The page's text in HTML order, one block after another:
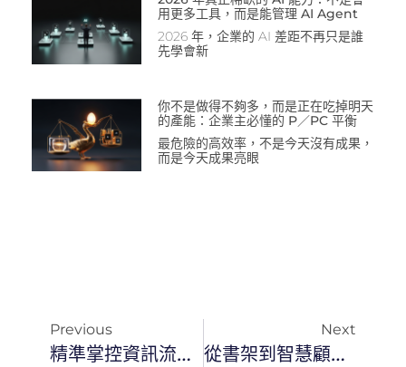
用更多工具，而是能管理 AI Agent
2026 年，企業的 AI 差距不再只是誰
先學會新
你不是做得不夠多，而是正在吃掉明天
的產能：企業主必懂的 P／PC 平衡
最危險的高效率，不是今天沒有成果，
而是今天成果亮眼
Previous
精準掌控資訊流：ClawFeed 系統實戰指南
Next
從書架到智慧顧問：AI 書籍技能開發全攻略